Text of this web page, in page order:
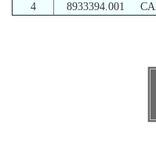
4
8933394.001